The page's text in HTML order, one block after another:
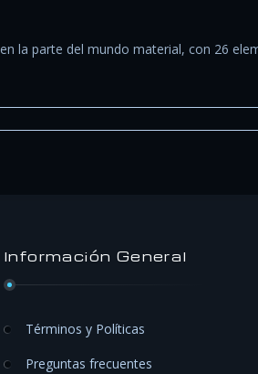
la parte del mundo material, con 26
Información General
Términos y Políticas
Preguntas frecuentes